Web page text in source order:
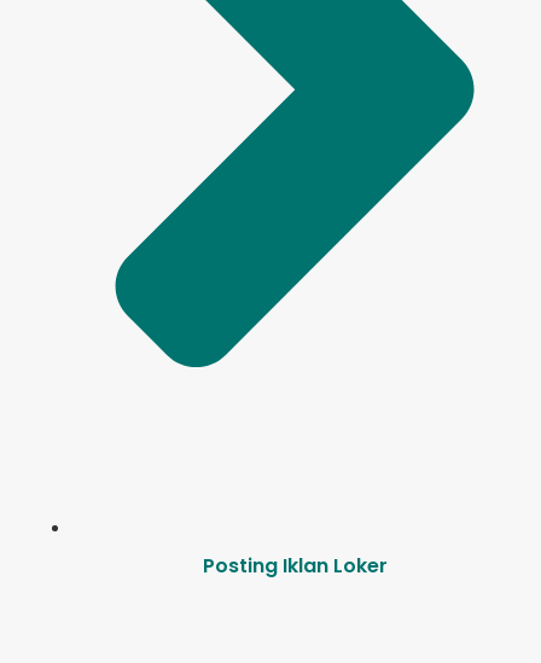
Posting Iklan Loker